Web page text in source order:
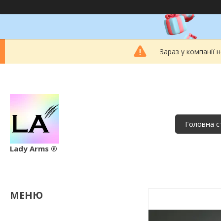
Зараз у
Lady Arms ®
Головна